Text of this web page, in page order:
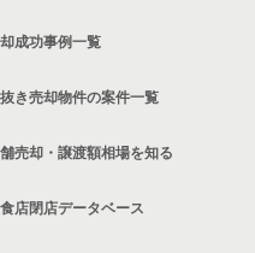
案件一覧
成功事例一覧
き売却物件の案件一覧
売却・譲渡額相場を知る
店閉店データベース